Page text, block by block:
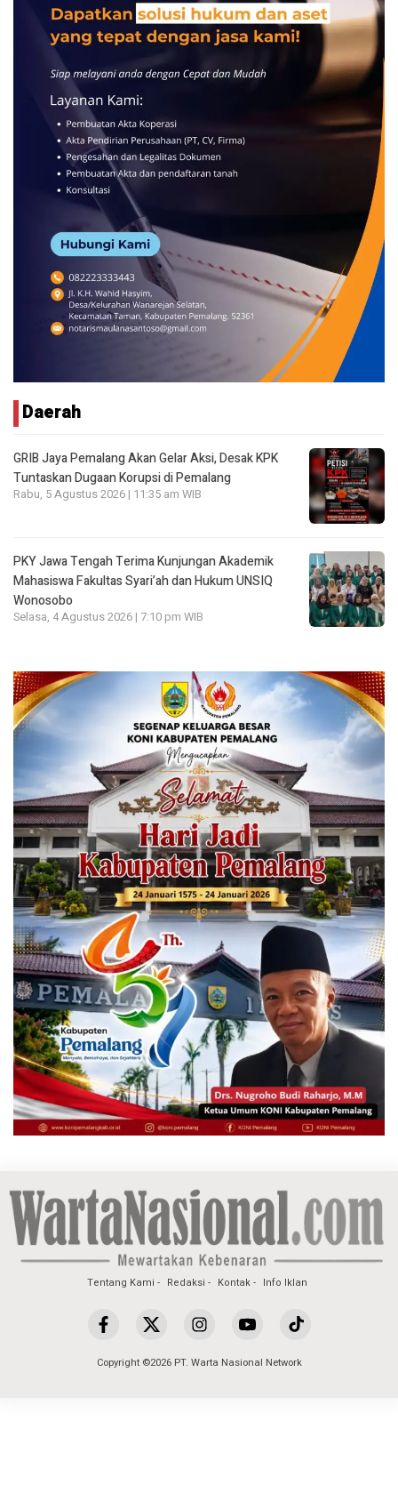
Daerah
GRIB Jaya Pemalang Akan Gelar Aksi, Desak KPK
Tuntaskan Dugaan Korupsi di Pemalang
Rabu, 5 Agustus 2026 | 11:35 am WIB
PKY Jawa Tengah Terima Kunjungan Akademik
Mahasiswa Fakultas Syari’ah dan Hukum UNSIQ
Wonosobo
Selasa, 4 Agustus 2026 | 7:10 pm WIB
Tentang Kami Redaksi Kontak Info Iklan
Copyright ©2026 PT. Warta Nasional Network